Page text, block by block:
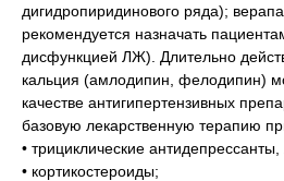
дигидропиридинового ряда);
рекомендуется назначать
дисфункцией ЛЖ). Длительно
кальция (амлодипин, фелодипин)
качестве антигипертензивных
базовую лекарственную терапию
• трициклические антидепрессанты,
• кортикостероиды;